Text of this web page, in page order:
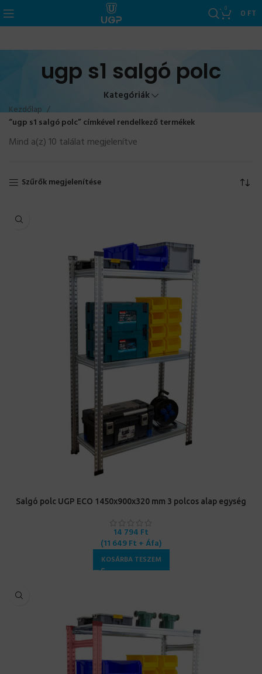
0 0 FT
ugp s1 salgó polc
Kategóriák
Kezdőlap
“ugp s1 salgó polc” címkével rendelkező termékek
Mind a(z) 10 találat megjelenítve
Szűrők megjelenítése
Salgó polc UGP ECO 1450x900x320 mm 3 polcos alap egység
14 794 Ft
(11 649Ft + Áfa)
KOSÁRBA TESZEM